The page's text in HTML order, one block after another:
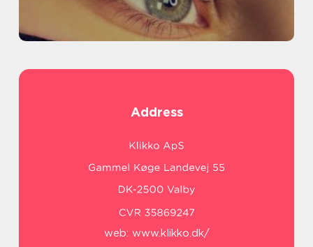
Address
web: www.klikko.dk/